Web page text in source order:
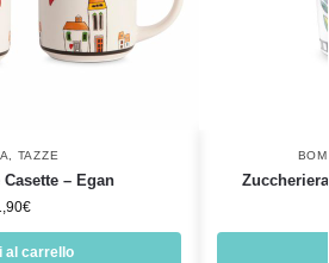
, TAZZE
– Egan
€
al carrello